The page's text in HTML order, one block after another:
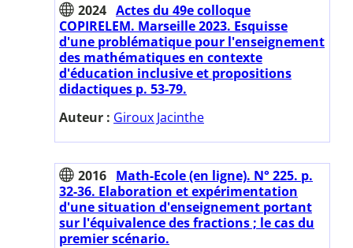
2024 Actes du 49e colloque
COPIRELEM. Marseille 2023. Esquisse
d'une problématique pour l'enseignement
des mathématiques en contexte
d'éducation inclusive et propositions
didactiques p. 53-79.
Auteur : Giroux Jacinthe
2016 Math-Ecole (en ligne). N° 225. p.
32-36. Elaboration et expérimentation
d'une situation d'enseignement portant
sur l'équivalence des fractions ; le cas du
premier scénario.